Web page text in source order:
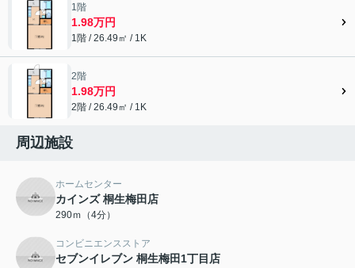
1階
1.98万円
1階 / 26.49㎡ / 1K
2階
1.98万円
2階 / 26.49㎡ / 1K
周辺施設
ホームセンター
カインズ 桐生梅田店
290ｍ（4分）
コンビニエンスストア
セブンイレブン 桐生梅田1丁目店